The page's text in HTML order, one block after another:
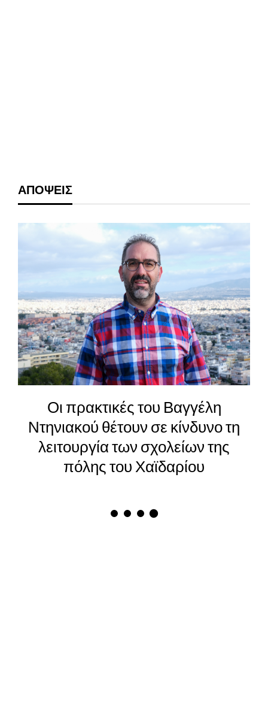
ΑΠΟΨΕΙΣ
Οι πρακτικές του Βαγγέλη
Ντηνιακού θέτουν σε κίνδυνο τη
λειτουργία των σχολείων της
πόλης του Χαϊδαρίου